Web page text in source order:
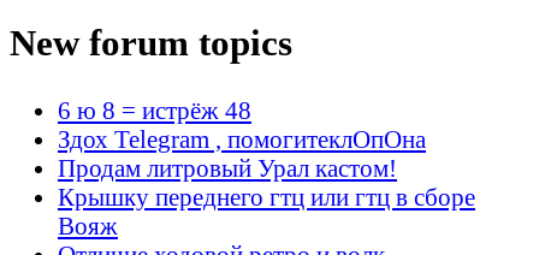
New forum topics
6 ю 8 = истрёж 48
Здох Telegram , помогитеклОпОна
Продам литровый Урал кастом!
Крышку переднего гтц или гтц в сборе
Вояж